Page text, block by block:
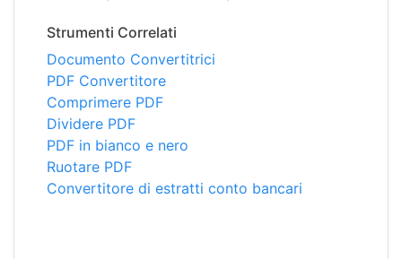
Strumenti Correlati
Documento Convertitrici
PDF Convertitore
Comprimere PDF
Dividere PDF
PDF in bianco e nero
Ruotare PDF
Convertitore di estratti conto bancari